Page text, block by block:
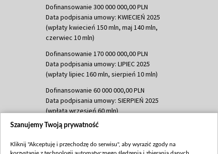
Dofinansowanie 300 000 000,00 PLN
Data podpisania umowy: KWIECIEŃ 2025
(wpłaty kwiecień 150 mln, maj 140 mln,
czerwiec 10 mln)
Dofinansowanie 170 000 000,00 PLN
Data podpisania umowy: LIPIEC 2025
(wpłaty lipiec 160 mln, sierpień 10 mln)
Dofinansowanie 60 000 000,00 PLN
Data podpisania umowy: SIERPIEŃ 2025
(wpłata wrzesień 60 mln)
Dofinansowanie 635 783 051,21 PLN
(wpłata wrzesień 100 mln, październik 350
Szanujemy Twoją prywatność
Kliknij "Akceptuję i przechodzę do serwisu", aby wyrazić zgody na